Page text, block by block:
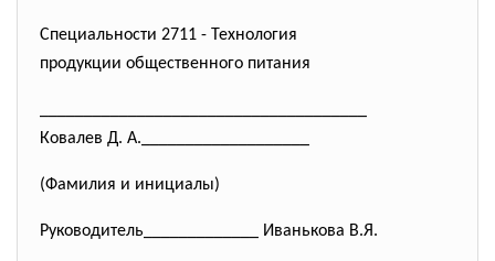
Специальности 2711 - Технология
продукции общественного питания
Ковалев Д. А._________________
(Фамилия и инициалы)
Руководитель_____________ Иванькова В.Я.